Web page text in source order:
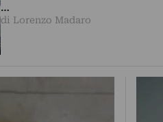
…
di Lorenzo Madaro